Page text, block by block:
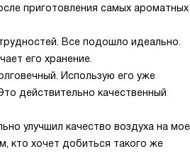
приготовления самых ароматных
Все подошло идеально.
его хранение.
Использую его уже
действительно качественный
улучшил качество воздуха на
кто хочет добиться такого же